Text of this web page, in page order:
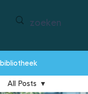
bibliotheek
All Posts